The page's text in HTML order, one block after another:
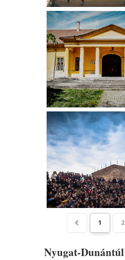
1 2
Nyugat-Dunántúl